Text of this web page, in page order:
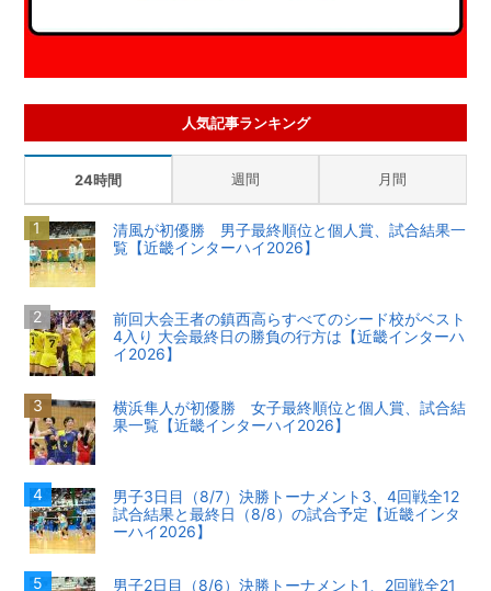
人気記事ランキング
24時間 週間 月間
清風が初優勝 男子最終順位と個人賞、試合結果一
覧【近畿インターハイ2026】
前回大会王者の鎮西高らすべてのシード校がベスト
4入り 大会最終日の勝負の行方は【近畿インターハ
イ2026】
横浜隼人が初優勝 女子最終順位と個人賞、試合結
果一覧【近畿インターハイ2026】
男子3日目（8/7）決勝トーナメント3、4回戦全12
試合結果と最終日（8/8）の試合予定【近畿インタ
ーハイ2026】
男子2日目（8/6）決勝トーナメント1、2回戦全21